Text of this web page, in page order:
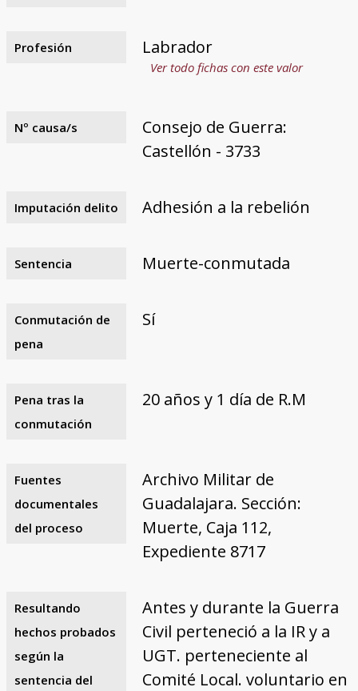
Profesión Labrador
Ver todo fichas con este valor
Nº causa/s
Consejo de Guerra:
Castellón - 3733
Imputación delito Adhesión a la rebelión
Sentencia Muerte-conmutada
Conmutación de
pena
Sí
Pena tras la
conmutación
20 años y 1 día de R.M
Fuentes
documentales
del proceso
Archivo Militar de
Guadalajara. Sección:
Muerte, Caja 112,
Expediente 8717
Resultando
hechos probados
según la
sentencia del
Antes y durante la Guerra
Civil perteneció a la IR y a
UGT. perteneciente al
Comité Local. voluntario en